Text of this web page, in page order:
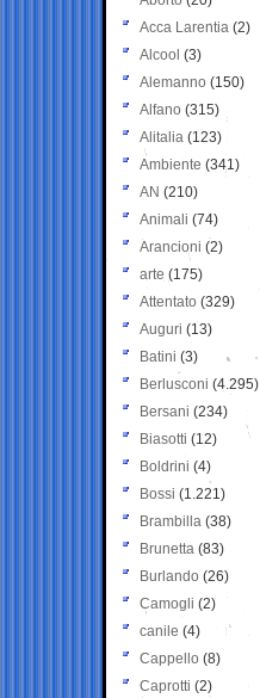
Acca Larentia (2)
Alcool (3)
Alemanno (150)
Alfano (315)
Alitalia (123)
Ambiente (341)
AN (210)
Animali (74)
Arancioni (2)
arte (175)
Attentato (329)
Auguri (13)
Batini (3)
Berlusconi (4.295)
Bersani (234)
Biasotti (12)
Boldrini (4)
Bossi (1.221)
Brambilla (38)
Brunetta (83)
Burlando (26)
Camogli (2)
canile (4)
Cappello (8)
Caprotti (2)